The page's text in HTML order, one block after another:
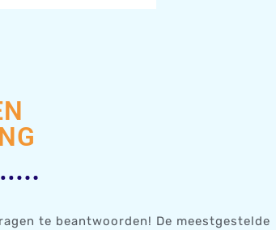
te beantwoorden! De meestgestelde